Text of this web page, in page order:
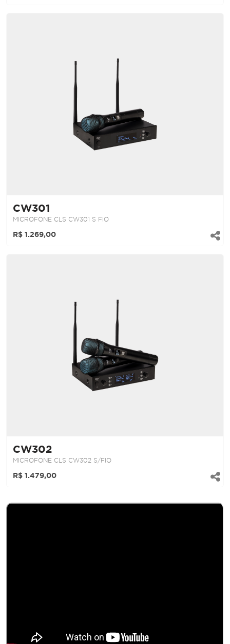
CW301
MICROFONE CLS CW301 S FIO
R$ 1.269,00
CW302
MICROFONE CLS CW302 S/FIO
R$ 1.479,00